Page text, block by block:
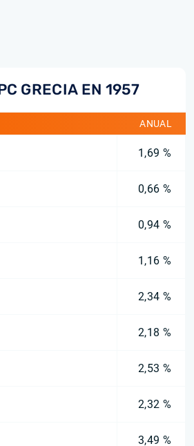
GRECIA EN 1957
ANUAL
1,69 %
0,66 %
0,94 %
1,16 %
2,34 %
2,18 %
2,53 %
2,32 %
3,49 %